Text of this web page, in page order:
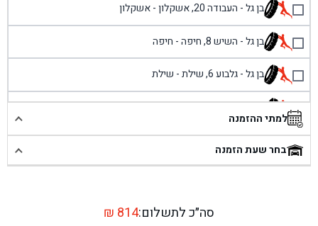
בן גל - העבודה 20, אשקלון - אשקלון
בן גל - השיש 8, חיפה - חיפה
בן גל - גלבוע 6, שילת - שילת
בן גל - פוריידיס, כניסה צפונית מול כביש 4 - פרדיס
בן גל - שכונת אזור תעשייה זעירה, עיילבון - עיילבון
בן גל - דרך השבעה 20, אזור - אזור
למתי ההזמנה
בחר שעת הזמנה
סה״כ לתשלום: ₪ 814